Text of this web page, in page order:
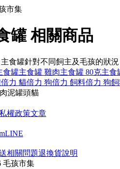
市集
罐 相關商品
食罐針對不同飼主及毛孩的狀
食罐主食罐 雞肉主食罐 80克主食
倍力 貓倍力 狗倍力 飼料倍力 狗
肉泥罐頭貓
權政策文章
LINE
相關問題退換貨說明
毛孩市集